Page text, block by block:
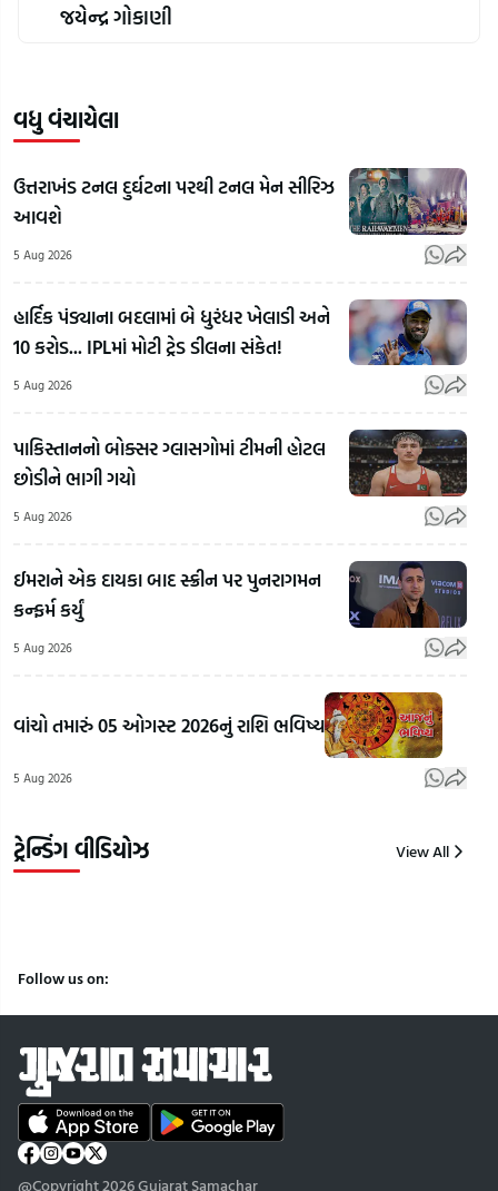
જયેન્દ્ર ગોકાણી
વધુ વંચાયેલા
ઉત્તરાખંડ ટનલ દુર્ઘટના પરથી ટનલ મેન સીરિઝ
આવશે
5 Aug 2026
હાર્દિક પંડ્યાના બદલામાં બે ધુરંધર ખેલાડી અને
10 કરોડ... IPLમાં મોટી ટ્રેડ ડીલના સંકેત!
5 Aug 2026
પાકિસ્તાનનો બોક્સર ગ્લાસગોમાં ટીમની હોટલ
છોડીને ભાગી ગયો
5 Aug 2026
ઈમરાને એક દાયકા બાદ સ્ક્રીન પર પુનરાગમન
કન્ફર્મ કર્યું
5 Aug 2026
વાંચો તમારું 05 ઓગસ્ટ 2026નું રાશિ ભવિષ્ય
5 Aug 2026
ટ્રેન્ડિંગ વીડિયોઝ View All
15મી
ઓગસ્ટ
દેશભરમાં
સુરતી
તિરંગાની
ભારે
કરોડના
અંદાજ |
samachar
5
બ્લેક
નીતુ સિંહ
Follow us on:
@Copyright 2026 Gujarat Samachar